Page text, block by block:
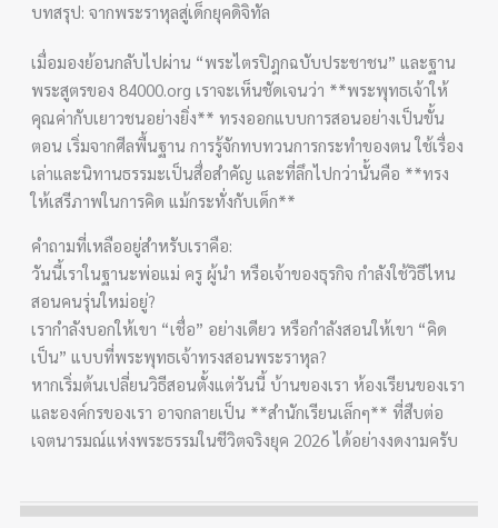
บทสรุป: จากพระราหุลสู่เด็กยุคดิจิทัล
เมื่อมองย้อนกลับไปผ่าน “พระไตรปิฎกฉบับประชาชน” และฐาน
พระสูตรของ 84000.org เราจะเห็นชัดเจนว่า **พระพุทธเจ้าให้
คุณค่ากับเยาวชนอย่างยิ่ง** ทรงออกแบบการสอนอย่างเป็นขั้น
ตอน เริ่มจากศีลพื้นฐาน การรู้จักทบทวนการกระทำของตน ใช้เรื่อง
เล่าและนิทานธรรมะเป็นสื่อสำคัญ และที่ลึกไปกว่านั้นคือ **ทรง
ให้เสรีภาพในการคิด แม้กระทั่งกับเด็ก**
คำถามที่เหลืออยู่สำหรับเราคือ:
วันนี้เราในฐานะพ่อแม่ ครู ผู้นำ หรือเจ้าของธุรกิจ กำลังใช้วิธีไหน
สอนคนรุ่นใหม่อยู่?
เรากำลังบอกให้เขา “เชื่อ” อย่างเดียว หรือกำลังสอนให้เขา “คิด
เป็น” แบบที่พระพุทธเจ้าทรงสอนพระราหุล?
หากเริ่มต้นเปลี่ยนวิธีสอนตั้งแต่วันนี้ บ้านของเรา ห้องเรียนของเรา
และองค์กรของเรา อาจกลายเป็น **สำนักเรียนเล็กๆ** ที่สืบต่อ
เจตนารมณ์แห่งพระธรรมในชีวิตจริงยุค 2026 ได้อย่างงดงามครับ